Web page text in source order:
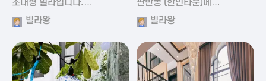
빌라왕
빌라왕